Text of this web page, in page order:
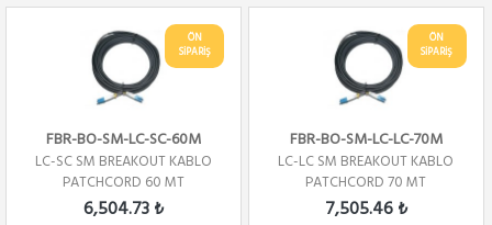
ÖN
SİPARİŞ
FBR-BO-SM-LC-SC-60M
LC-SC SM BREAKOUT KABLO
PATCHCORD 60 MT
6,504.73 ₺
ÖN
SİPARİŞ
FBR-BO-SM-LC-LC-70M
LC-LC SM BREAKOUT KABLO
PATCHCORD 70 MT
7,505.46 ₺